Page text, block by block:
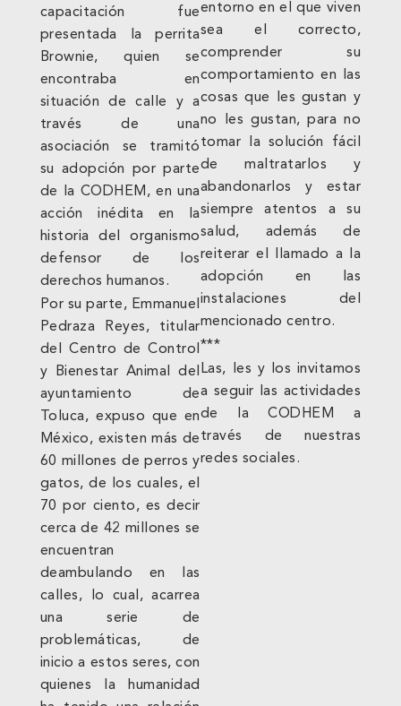
capacitación fue
presentada la perrita
Brownie, quien se
encontraba en
situación de calle y a
través de una
asociación se tramitó
su adopción por parte
de la CODHEM, en una
acción inédita en la
historia del organismo
defensor de los
derechos humanos.
Por su parte, Emmanuel
Pedraza Reyes, titular
del Centro de Control
y Bienestar Animal del
ayuntamiento de
Toluca, expuso que en
México, existen más de
60 millones de perros y
gatos, de los cuales, el
70 por ciento, es decir
cerca de 42 millones se
encuentran
deambulando en las
calles, lo cual, acarrea
una serie de
problemáticas, de
inicio a estos seres, con
quienes la humanidad
entorno en el que viven
sea el correcto,
comprender su
comportamiento en las
cosas que les gustan y
no les gustan, para no
tomar la solución fácil
de maltratarlos y
abandonarlos y estar
siempre atentos a su
salud, además de
reiterar el llamado a la
adopción en las
instalaciones del
mencionado centro.
***
Las, les y los invitamos
a seguir las actividades
de la CODHEM a
través de nuestras
redes sociales.